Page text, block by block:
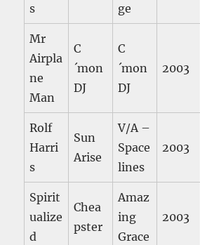
s
ge
Mr
Airpla
ne
Man
C
´mon
DJ
C
´mon
DJ
2003
Rolf
Harri
s
Sun
Arise
V/A –
Space
lines
2003
Spirit
ualize
d
Chea
pster
Amaz
ing
Grace
2003